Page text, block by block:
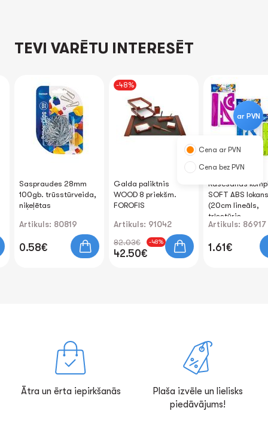
TEVI VARĒTU INTERESĒT
Saspraudes 28mm
100gb. trūsstūrveida,
niķeļētas
Artikuls: 80819
0.58€
-48%
Galda paliktnis
WOOD 8 priekšm.
FOROFIS
Artikuls: 91042
82.03€ -48%
42.50€
Rasēšanas
SOFT ABS lokans
(20cm lineāls,
trīsstūris,
transportieris)
Artikuls: 86917
1.61€
ar PVN
Cena ar PVN
Cena bez PVN
Ātra un ērta iepirkšanās
Plaša izvēle un lielisks
piedāvājums!